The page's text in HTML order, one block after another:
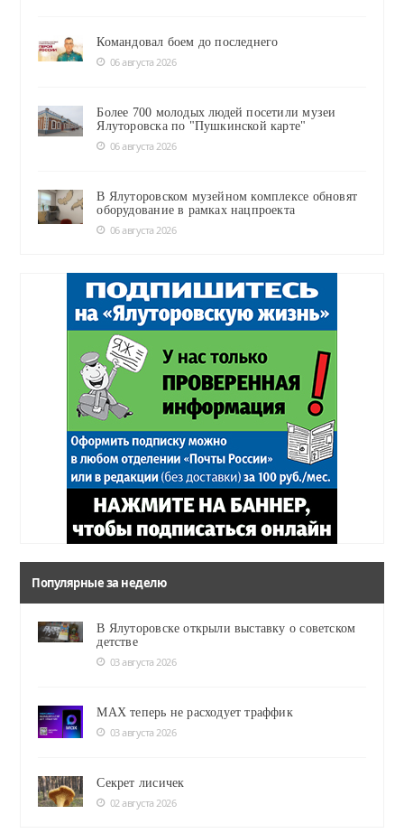
Командовал боем до последнего
06 августа 2026
Более 700 молодых людей посетили музеи
Ялуторовска по "Пушкинской карте"
06 августа 2026
В Ялуторовском музейном комплексе обновят
оборудование в рамках нацпроекта
06 августа 2026
Популярные за неделю
В Ялуторовске открыли выставку о советском
детстве
03 августа 2026
MAX теперь не расходует траффик
03 августа 2026
Секрет лисичек
02 августа 2026